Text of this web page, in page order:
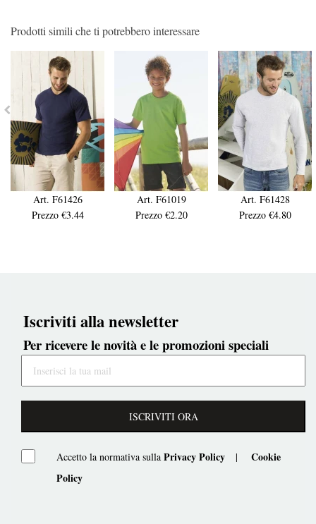
Prodotti simili che ti potrebbero interessare
Art. F61426
Prezzo €3.44
Art. F61019
Prezzo €2.20
Art. F61428
Prezzo €4.80
Iscriviti alla newsletter
Per ricevere le novità e le promozioni speciali
ISCRIVITI ORA
Accetto la normativa sulla Privacy Policy |
Cookie
Policy